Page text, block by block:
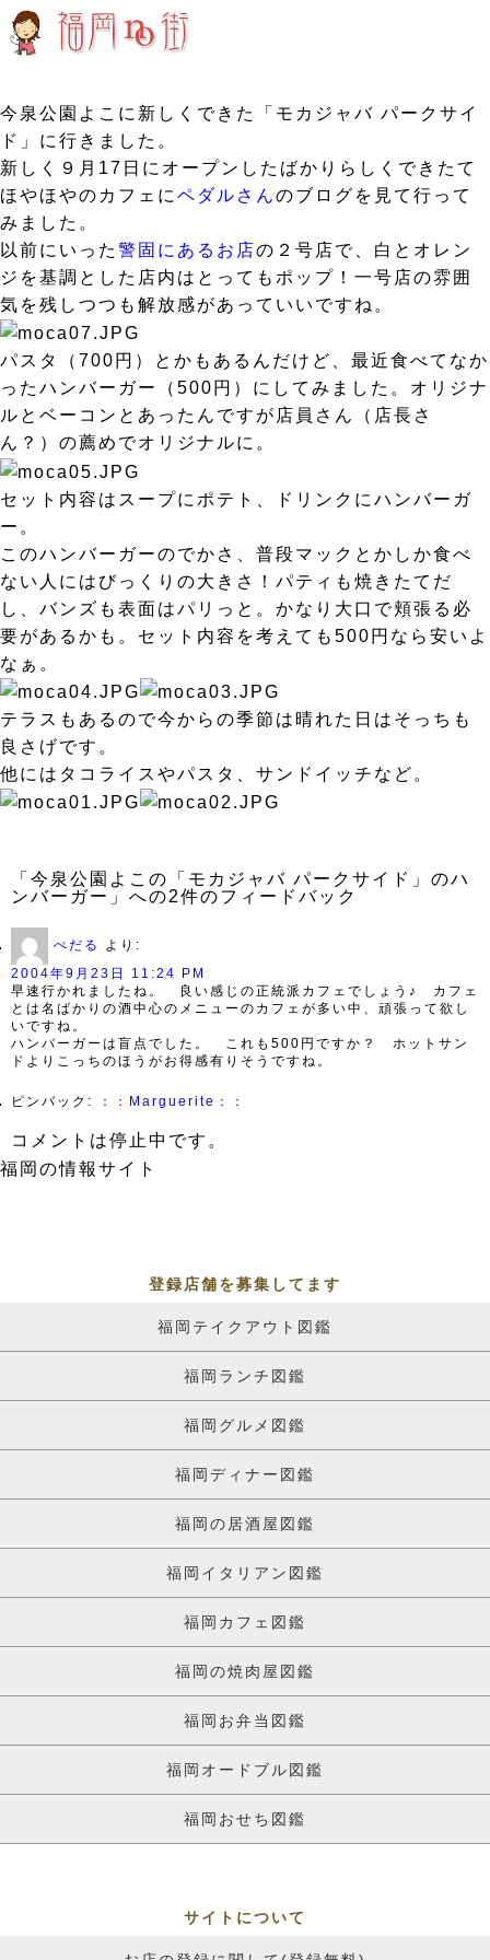
今泉公園よこに新しくできた「モカジャバ パークサイ
ド」に行きました。
新しく９月17日にオープンしたばかりらしくできたて
ほやほやのカフェに ペダルさんのブログを見て行って
みました。
以前にいった 警固にあるお店の２号店で、白とオレン
ジを基調とした店内はとってもポップ！一号店の雰囲
気を残しつつも解放感があっていいですね。
パスタ（700円）とかもあるんだけど、最近食べてなか
ったハンバーガー（500円）にしてみました。オリジナ
ルとベーコンとあったんですが店員さん（店長さ
ん？）の薦めでオリジナルに。
セット内容はスープにポテト、ドリンクにハンバーガ
ー。
このハンバーガーのでかさ、普段マックとかしか食べ
ない人にはびっくりの大きさ！パティも焼きたてだ
し、バンズも表面はパリっと。かなり大口で頬張る必
要があるかも。セット内容を考えても500円なら安いよ
なぁ。
テラスもあるので今からの季節は晴れた日はそっちも
良さげです。
他にはタコライスやパスタ、サンドイッチなど。
「今泉公園よこの「モカジャバ パークサイド」のハ
ンバーガー」への2件のフィードバック
ぺだる
より:
2004年9月23日 11:24 PM
早速行かれましたね。 良い感じの正統派カフェでしょう♪ カフェ
とは名ばかりの酒中心のメニューのカフェが多い中、頑張って欲し
いですね。
ハンバーガーは盲点でした。 これも500円ですか？ ホットサン
ドよりこっちのほうがお得感有りそうですね。
ピンバック: ：：Marguerite：：
コメントは停止中です。
福岡の情報サイト
登録店舗を募集してます
福岡テイクアウト図鑑
福岡ランチ図鑑
福岡グルメ図鑑
福岡ディナー図鑑
福岡の居酒屋図鑑
福岡イタリアン図鑑
福岡カフェ図鑑
福岡の焼肉屋図鑑
福岡お弁当図鑑
福岡オードブル図鑑
福岡おせち図鑑
サイトについて